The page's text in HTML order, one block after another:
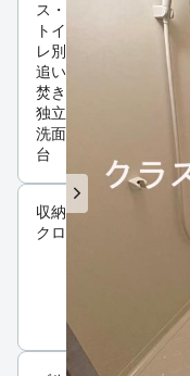
ス・
トイ
レ別
追い
焚き
独立
洗面
台
収納
クローゼット